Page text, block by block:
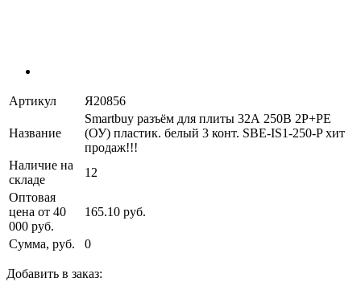
Артикул Я20856
Название
Smartbuy разъём для плиты 32А 250В 2P+PE
(ОУ) пластик. белый 3 конт. SBE-IS1-250-P хит
продаж!!!
Наличие на
складе
12
Оптовая
цена от 40
000 руб.
165.10 руб.
Сумма, руб. 0
Добавить в заказ: